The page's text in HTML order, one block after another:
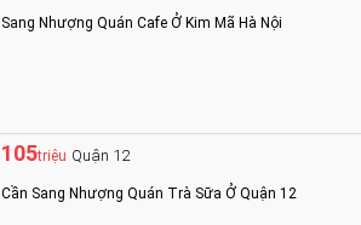
Sang Nhượng Quán Cafe Ở Kim Mã Hà Nội
105triệu Quận 12
Cần Sang Nhượng Quán Trà Sữa Ở Quận 12